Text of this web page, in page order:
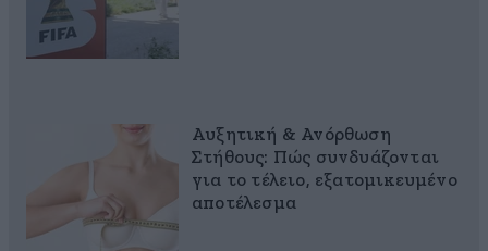
Αυξητική & Ανόρθωση
Στήθους: Πώς συνδυάζονται
για το τέλειο, εξατομικευμένο
αποτέλεσμα